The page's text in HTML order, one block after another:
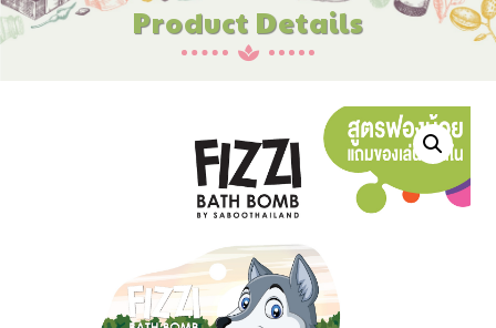
Product Details